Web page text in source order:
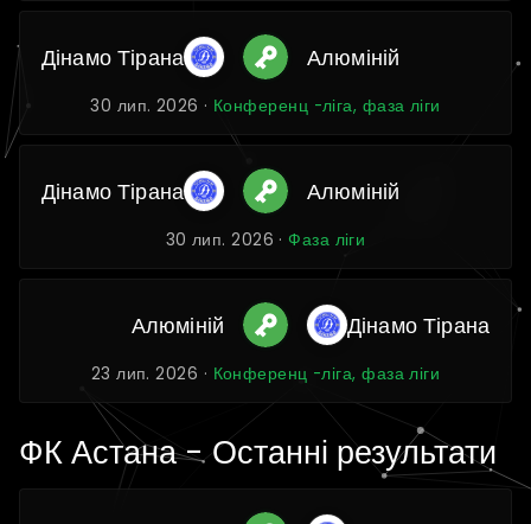
Дінамо Тірана Алюміній
30 лип. 2026 · Конференц -ліга, фаза ліги
Дінамо Тірана Алюміній
30 лип. 2026 ·Фаза ліги
Алюміній Дінамо Тірана
23 лип. 2026 · Конференц -ліга, фаза ліги
ФК Астана - Останні результати